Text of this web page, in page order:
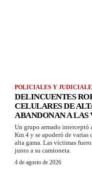
POLICIALES Y
DELINCUENTES
CELULARES DE
ABANDONAN A
Un grupo armado interceptó
Km 4 y se apoderó de varias
alta gama. Las víctimas
junto a su camioneta.
4 de agosto de 2026